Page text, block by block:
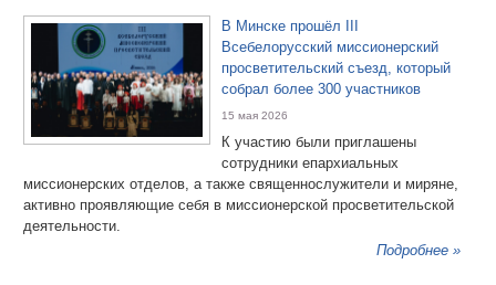
В Минске прошёл III
Всебелорусский миссионерский
просветительский съезд, который
собрал более 300 участников
15 мая 2026
К участию были приглашены
сотрудники епархиальных
миссионерских отделов, а также священнослужители и миряне,
активно проявляющие себя в миссионерской просветительской
деятельности.
Подробнее »